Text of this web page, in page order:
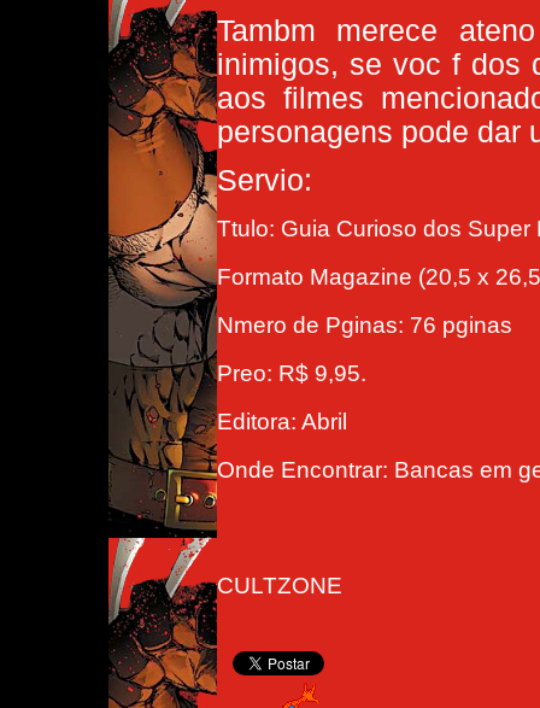
Tambm merece
inimigos, se voc f dos
aos filmes
personagens pode dar
Servio:
Ttulo: Guia Curioso dos Super
Formato Magazine (20,5 x
Nmero de Pginas: 76 pginas
Preo: R$ 9,95.
Editora: Abril
Onde Encontrar: Bancas em
CULTZONE